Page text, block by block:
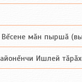
мăн пыршă
Ишлей тăрăхĕпе